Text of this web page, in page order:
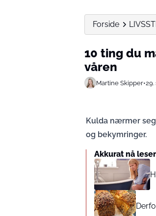
Forside
10 ting du
våren
Martine Skipper•
Kulda nærmer
og bekymringer.
Akkurat nå